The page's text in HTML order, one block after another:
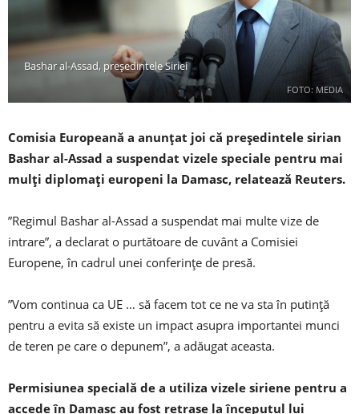
FOTO: MEDIA
Bashar al-Assad, președintele Siriei
Comisia Europeană a anunţat joi că preşedintele sirian
Bashar al-Assad a suspendat vizele speciale pentru mai
mulţi diplomaţi europeni la Damasc, relatează Reuters.
”Regimul Bashar al-Assad a suspendat mai multe vize de
intrare”, a declarat o purtătoare de cuvânt a Comisiei
Europene, în cadrul unei conferinţe de presă.
”Vom continua ca UE … să facem tot ce ne va sta în putinţă
pentru a evita să existe un impact asupra importantei munci
de teren pe care o depunem”, a adăugat aceasta.
Permisiunea specială de a utiliza vizele siriene pentru a
accede în Damasc au fost retrase la începutul lui